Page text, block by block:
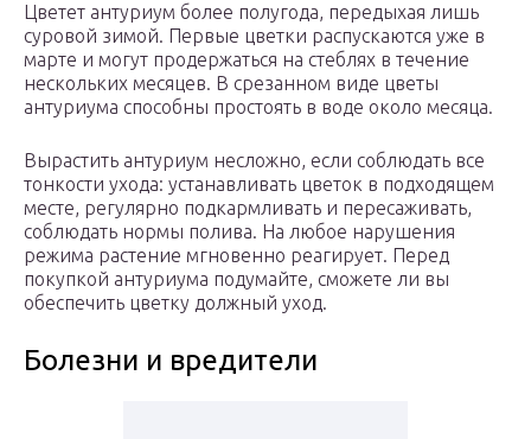
Цветет антуриум более полугода, передыхая лишь
суровой зимой. Первые цветки распускаются уже в
марте и могут продержаться на стеблях в течение
нескольких месяцев. В срезанном виде цветы
антуриума способны простоять в воде около месяца.
Вырастить антуриум несложно, если соблюдать все
тонкости ухода: устанавливать цветок в подходящем
месте, регулярно подкармливать и пересаживать,
соблюдать нормы полива. На любое нарушения
режима растение мгновенно реагирует. Перед
покупкой антуриума подумайте, сможете ли вы
обеспечить цветку должный уход.
Болезни и вредители